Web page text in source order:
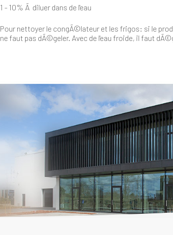
1 - 10% Ã diluer dans de l'eau
Pour nettoyer le congÃ©lateur et les frigos: si le
ne faut pas dÃ©geler. Avec de l'eau froide, il faut